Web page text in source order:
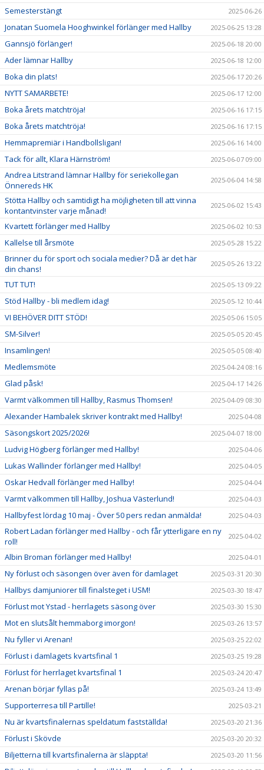
Semesterstängt 2025-06-26
Jonatan Suomela Hooghwinkel förlänger med Hallby 2025-06-25 13:28
Gannsjö förlänger! 2025-06-18 20:00
Ader lämnar Hallby 2025-06-18 12:00
Boka din plats! 2025-06-17 20:26
NYTT SAMARBETE! 2025-06-17 12:00
Boka årets matchtröja! 2025-06-16 17:15
Boka årets matchtröja! 2025-06-16 17:15
Hemmapremiär i Handbollsligan! 2025-06-16 14:00
Tack för allt, Klara Härnström! 2025-06-07 09:00
Andrea Litstrand lämnar Hallby för seriekollegan
Önnereds HK
2025-06-04 14:58
Stötta Hallby och samtidigt ha möjligheten till att vinna
kontantvinster varje månad!
2025-06-02 15:43
Kvartett förlänger med Hallby 2025-06-02 10:53
Kallelse till årsmöte 2025-05-28 15:22
Brinner du för sport och sociala medier? Då är det här
din chans!
2025-05-26 13:22
TUT TUT! 2025-05-13 09:22
Stöd Hallby - bli medlem idag! 2025-05-12 10:44
VI BEHÖVER DITT STÖD! 2025-05-06 15:05
SM-Silver! 2025-05-05 20:45
Insamlingen! 2025-05-05 08:40
Medlemsmöte 2025-04-24 08:16
Glad påsk! 2025-04-17 14:26
Varmt välkommen till Hallby, Rasmus Thomsen! 2025-04-09 08:30
Alexander Hambalek skriver kontrakt med Hallby! 2025-04-08
Säsongskort 2025/2026! 2025-04-07 18:00
Ludvig Högberg förlänger med Hallby! 2025-04-06
Lukas Wallinder förlänger med Hallby! 2025-04-05
Oskar Hedvall förlänger med Hallby! 2025-04-04
Varmt välkommen till Hallby, Joshua Västerlund! 2025-04-03
Hallbyfest lördag 10 maj - Över 50 pers redan anmälda! 2025-04-03
Robert Ladan förlänger med Hallby - och får ytterligare en ny
roll!
2025-04-02
Albin Broman förlänger med Hallby! 2025-04-01
Ny förlust och säsongen över även för damlaget 2025-03-31 20:30
Hallbys damjuniorer till finalsteget i USM! 2025-03-30 18:47
Förlust mot Ystad - herrlagets säsong över 2025-03-30 15:30
Mot en slutsålt hemmaborg imorgon! 2025-03-26 13:57
Nu fyller vi Arenan! 2025-03-25 22:02
Förlust i damlagets kvartsfinal 1 2025-03-25 19:28
Förlust för herrlaget kvartsfinal 1 2025-03-24 20:47
Arenan börjar fyllas på! 2025-03-24 13:49
Supporterresa till Partille! 2025-03-21
Nu är kvartsfinalernas speldatum fastställda! 2025-03-20 21:36
Förlust i Skövde 2025-03-20 20:32
Biljetterna till kvartsfinalerna är släppta! 2025-03-20 11:56